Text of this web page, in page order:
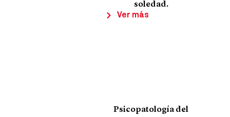
soledad.
Ver más
Psicopatología del